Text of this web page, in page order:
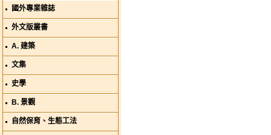
國外專業雜誌
外文版叢書
A. 建築
文集
史學
B. 景觀
自然保育、生態工法